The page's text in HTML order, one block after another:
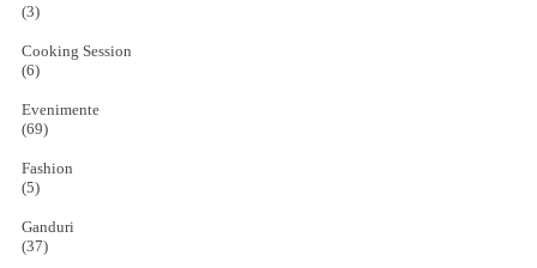
(3)
Cooking Session
(6)
Evenimente
(69)
Fashion
(5)
Ganduri
(37)